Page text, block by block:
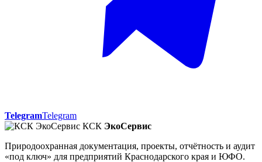
TelegramTelegram
КСК ЭкоСервис
Природоохранная документация, проекты, отчётность и аудит
«под ключ» для предприятий Краснодарского края и ЮФО.